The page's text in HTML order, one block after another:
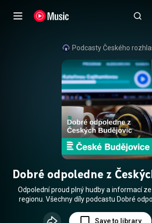
Podcasty Českého
Dobré odpoledne z
Odpolední proud plný hudby a informací
regionu. Všechny díly podcastu Dobré odpoledne z Českých
mujRozhlas pro Android (
Save to library